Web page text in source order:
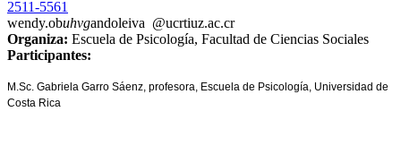
2511-5561
wendy.obuhvgandoleiva @ucrtiuz.ac.cr
Organiza: Escuela de Psicología, Facultad de Ciencias Sociales
Participantes:
M.Sc. Gabriela Garro Sáenz, profesora, Escuela de Psicología, Universidad de
Costa Rica